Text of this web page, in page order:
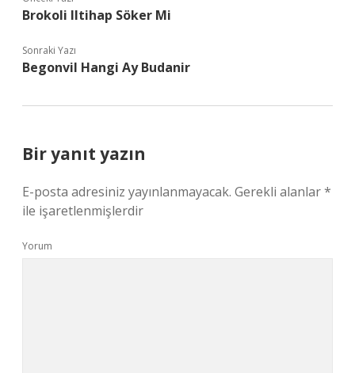
Brokoli Iltihap Söker Mi
Sonraki Yazı
Begonvil Hangi Ay Budanir
Bir yanıt yazın
E-posta adresiniz yayınlanmayacak. Gerekli alanlar*
ile işaretlenmişlerdir
Yorum